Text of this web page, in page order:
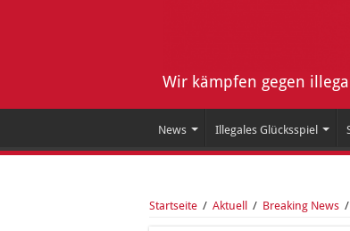
Wir kämpfen gegen
News Illegales Glücksspiel
Startseite / Aktuell / Breaking News /